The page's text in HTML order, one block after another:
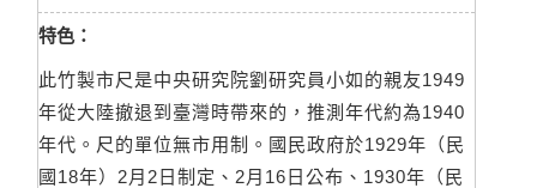
特色：
此竹製市尺是中央研究院劉研究員小如的親友1949
年從大陸撤退到臺灣時帶來的，推測年代約為1940
年代。尺的單位無市用制。國民政府於1929年（民
國18年）2月2日制定、2月16日公布、1930年（民